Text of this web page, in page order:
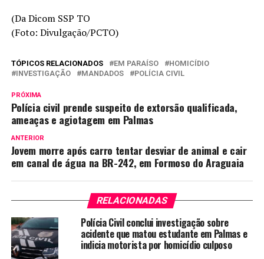
(Da Dicom SSP TO
(Foto: Divulgação/PCTO)
TÓPICOS RELACIONADOS EM PARAÍSO
HOMICÍDIO
INVESTIGAÇÃO
MANDADOS POLÍCIA CIVIL
PRÓXIMA
Polícia civil prende suspeito de extorsão qualificada,
ameaças e agiotagem em Palmas
ANTERIOR
Jovem morre após carro tentar desviar de animal e cair
em canal de água na BR-242, em Formoso do Araguaia
RELACIONADAS
Polícia Civil conclui investigação sobre
acidente que matou estudante em Palmas e
indicia motorista por homicídio culposo